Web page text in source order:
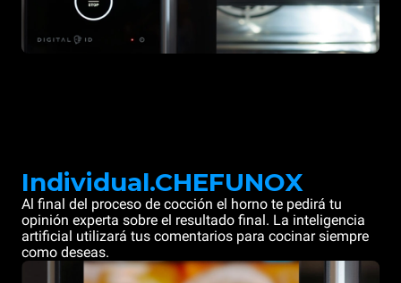
Individual.CHEFUNOX
Al final del proceso de cocción el horno te pedirá tu
opinión experta sobre el resultado final. La inteligencia
artificial utilizará tus comentarios para cocinar siempre
como deseas.